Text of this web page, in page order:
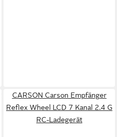
CARSON Carson Empfänger
Reflex Wheel LCD 7 Kanal 2.4 G
RC-Ladegerät